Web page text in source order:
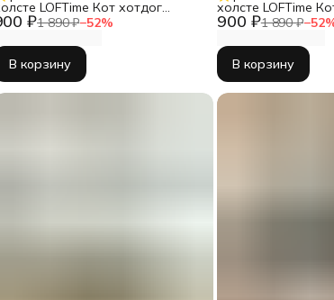
₽1 890 ₽−52%
LOFTime Кот хотдог
671-3555
В корзину
900 ₽1 890 ₽−52
холсте LOFTime
В корзину